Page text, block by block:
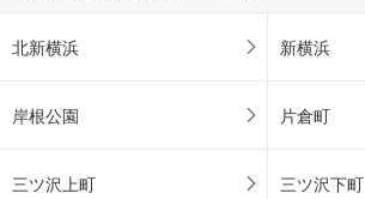
北新横浜 新横浜
岸根公園 片倉町
三ツ沢上町 三ツ沢下町